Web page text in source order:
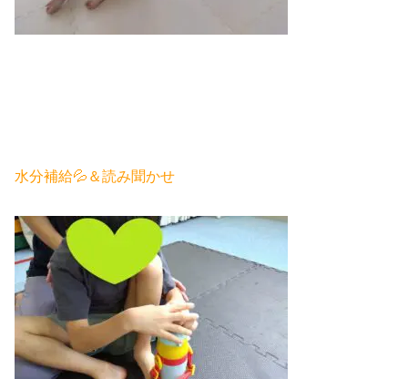
水分補給💦＆読み聞かせ